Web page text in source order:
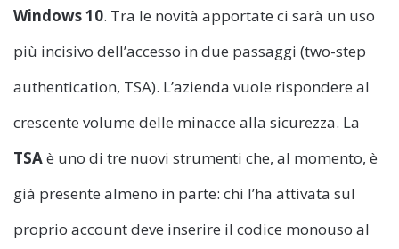
Windows10. Tra le novità apportate ci sarà un uso
più incisivo dell’accesso in due passaggi (two-step
authentication, TSA). L’azienda vuole rispondere al
crescente volume delle minacce alla sicurezza. La
TSAè uno di tre nuovi strumenti che, al momento, è
già presente almeno in parte: chi l’ha attivata sul
proprio account deve inserire il codice monouso al